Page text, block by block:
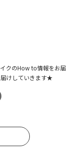
クのHow to情報をお届
届けしていきます★